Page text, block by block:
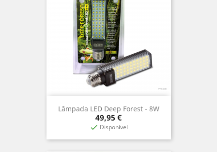
Lâmpada LED Deep Forest - 8W
Prix
49,95 €
 Disponível